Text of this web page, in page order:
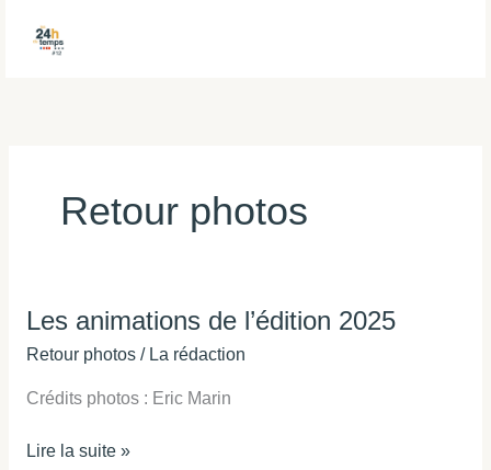
Retour photos
Les animations de l’édition 2025
Retour photos/ La rédaction
Crédits photos : Eric Marin
Les
animations
l’édition
Lire la suite »